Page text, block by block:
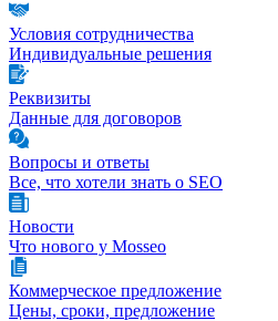
Условия сотрудничества
Индивидуальные решения
Реквизиты
Данные для договоров
Вопросы и ответы
Все, что хотели знать о SEO
Новости
Что нового у Mosseo
Коммерческое предложение
Цены, сроки, предложение